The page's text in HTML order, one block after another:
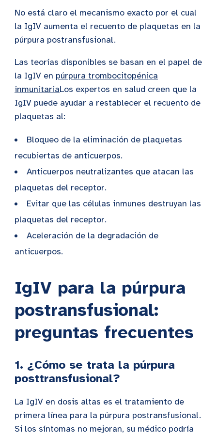
No está claro el mecanismo exacto por el cual
la IgIV aumenta el recuento de plaquetas en la
púrpura postransfusional.
Las teorías disponibles se basan en el papel de
la IgIV en púrpura trombocitopénica
inmunitariaLos expertos en salud creen que la
IgIV puede ayudar a restablecer el recuento de
plaquetas al:
Bloqueo de la eliminación de plaquetas
recubiertas de anticuerpos.
Anticuerpos neutralizantes que atacan las
plaquetas del receptor.
Evitar que las células inmunes destruyan las
plaquetas del receptor.
Aceleración de la degradación de
anticuerpos.
IgIV para la púrpura
postransfusional:
preguntas frecuentes
1. ¿Cómo se trata la púrpura
posttransfusional?
La IgIV en dosis altas es el tratamiento de
primera línea para la púrpura postransfusional.
Si los síntomas no mejoran, su médico podría